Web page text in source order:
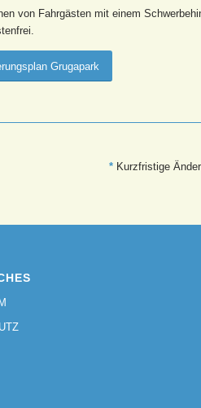
von Fahrgästen mit einem
Grugapark
*Kurzfristige